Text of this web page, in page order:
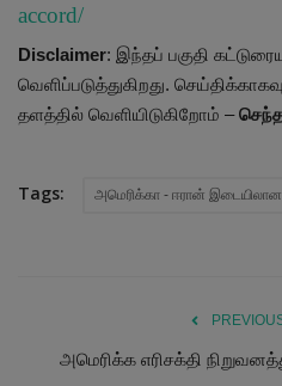
accord/
Disclaimer: இந்தப் பகுதி
வெளிப்படுத்துகிறது.
தளத்தில் வெளியிடுகிறோம் –
Tags: அமெரிக்கா - ஈரான்
அமெரிக்க எரிசக்தி